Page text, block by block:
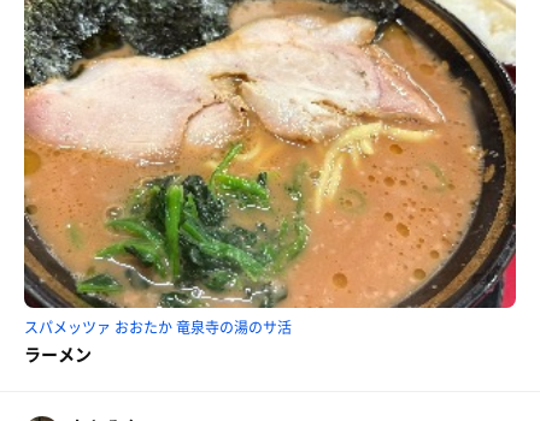
スパメッツァ おおたか 竜泉寺の湯のサ活
ラーメン